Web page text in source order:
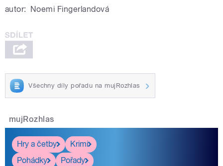
autor: Noemi Fingerlandová
Všechny díly pořadu na mujRozhlas
mujRozhlas
Hry a četby
Krimi
Pohádky
Pořady